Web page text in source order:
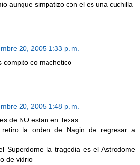
aunque simpatizo con el es una cuchilla
20, 2005 1:33 p. m.
compito co machetico
20, 2005 1:48 p. m.
de NO estan en Texas
retiro la orden de Nagin de regresar a
Superdome la tragedia es el Astrodome
de vidrio